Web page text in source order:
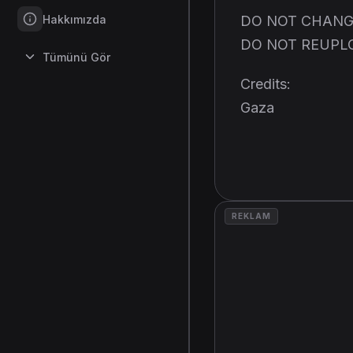
Hakkımızda
Tümünü Gör
DO NOT
DO NOT
Credits:
Gaza
REKLAM